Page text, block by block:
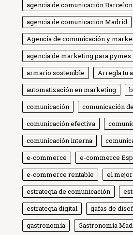
agencia de comunicación
agencia de comunicación Madrid
Agencia de comunicación y
agencia de marketing para pymes
armario sostenible
Arregla tu
automatización en marketing
comunicación
comunicación
comunicación efectiva
comunicación interna
e-commerce
e-commerce
e-commerce rentable
el
estrategia de comunicación
estrategia digital
gafas de
gastronomía
Gastronomía